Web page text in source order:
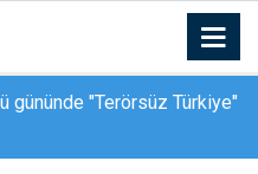
gününde "Terörsüz Türkiye"
arızalandı, hemzemin